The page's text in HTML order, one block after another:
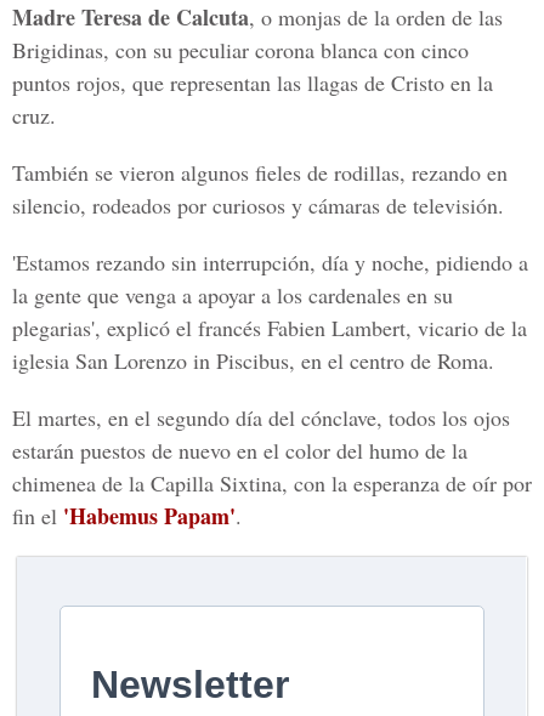
Madre Teresa de Calcuta, o monjas de la orden de las
Brigidinas, con su peculiar corona blanca con cinco
puntos rojos, que representan las llagas de Cristo en la
cruz.
También se vieron algunos fieles de rodillas, rezando en
silencio, rodeados por curiosos y cámaras de televisión.
'Estamos rezando sin interrupción, día y noche, pidiendo a
la gente que venga a apoyar a los cardenales en su
plegarias', explicó el francés Fabien Lambert, vicario de la
iglesia San Lorenzo in Piscibus, en el centro de Roma.
El martes, en el segundo día del cónclave, todos los ojos
estarán puestos de nuevo en el color del humo de la
chimenea de la Capilla Sixtina, con la esperanza de oír por
fin el 'Habemus Papam'.